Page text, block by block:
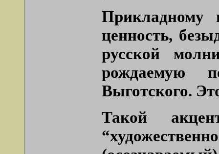
Прикладному
ценность,
русской
рождаемую
Выготского.
Такой